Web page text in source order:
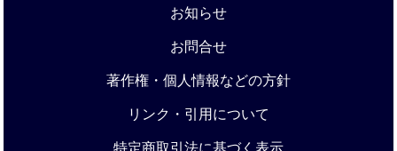
お知らせ
お問合せ
著作権・個人情報などの方針
リンク・引用について